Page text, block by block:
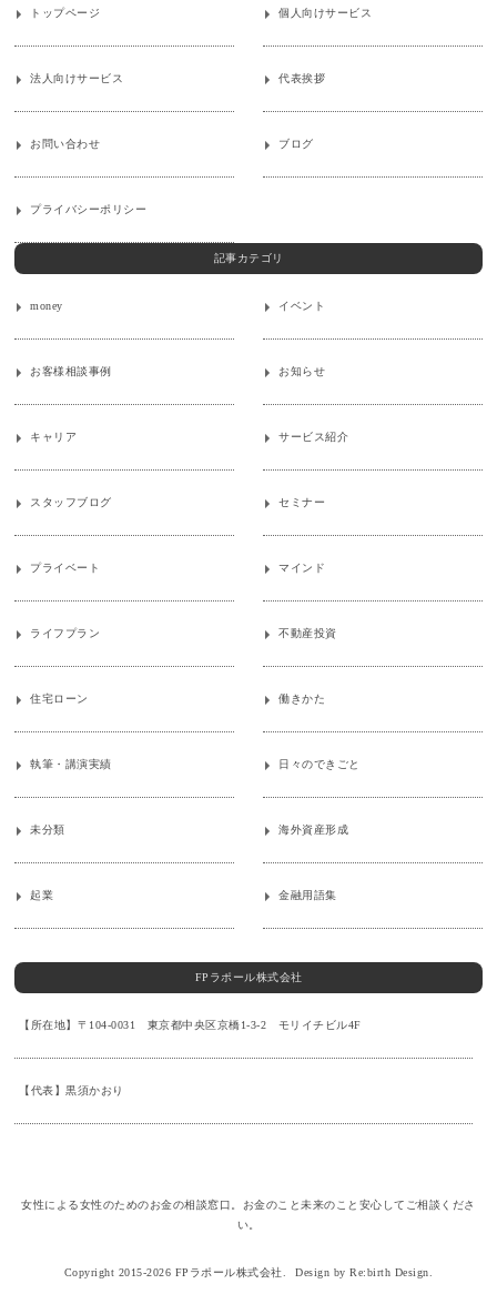
トップページ 個人向けサービス
法人向けサービス 代表挨拶
お問い合わせ ブログ
プライバシーポリシー
記事カテゴリ
money イベント
お客様相談事例 お知らせ
キャリア サービス紹介
スタッフブログ セミナー
プライベート マインド
ライフプラン 不動産投資
住宅ローン 働きかた
執筆・講演実績 日々のできごと
未分類 海外資産形成
起業 金融用語集
FPラポール株式会社
【所在地】〒104-0031 東京都中央区京橋1-3-2 モリイチビル4F
【代表】黒須かおり
女性による女性のためのお金の相談窓口。お金のこと未来のこと安心してご相談くださ
い。
Copyright 2015-2026 FPラポール株式会社. Design by Re:birth Design.